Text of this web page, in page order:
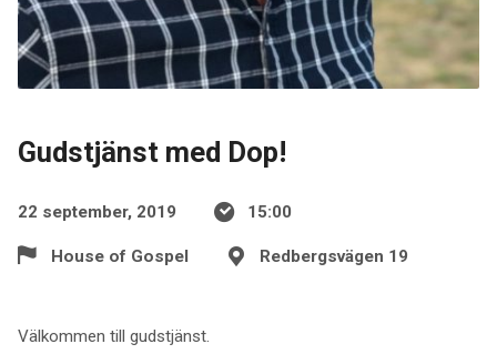
Gudstjänst med Dop!
22 september, 2019 15:00
House of Gospel Redbergsvägen 19
Välkommen till gudstjänst.